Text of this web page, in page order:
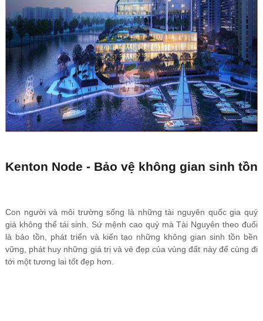
Kenton Node - Bảo vệ không gian sinh tồn
Con người và môi trường sống là những tài nguyên quốc gia quý
giá không thể tái sinh. Sứ mệnh cao quý mà Tài Nguyên theo đuổi
là bảo tồn, phát triển và kiến tạo những không gian sinh tồn bền
vững, phát huy những giá trị và vẻ đẹp của vùng đất này để cùng đi
tới một tương lai tốt đẹp hơn.